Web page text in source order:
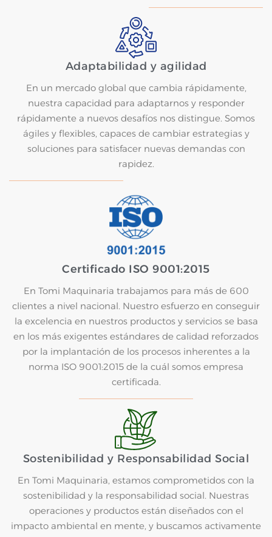
Adaptabilidad y agilidad
En un mercado global que cambia rápidamente,
nuestra capacidad para adaptarnos y responder
rápidamente a nuevos desafíos nos distingue. Somos
ágiles y flexibles, capaces de cambiar estrategias y
soluciones para satisfacer nuevas demandas con
rapidez.
Certificado ISO 9001:2015
En Tomi Maquinaria trabajamos para más de 600
clientes a nivel nacional. Nuestro esfuerzo en conseguir
la excelencia en nuestros productos y servicios se basa
en los más exigentes estándares de calidad reforzados
por la implantación de los procesos inherentes a la
norma ISO 9001:2015 de la cuál somos empresa
certificada.
Sostenibilidad y Responsabilidad Social
En Tomi Maquinaria, estamos comprometidos con la
sostenibilidad y la responsabilidad social. Nuestras
operaciones y productos están diseñados con el
impacto ambiental en mente, y buscamos activamente